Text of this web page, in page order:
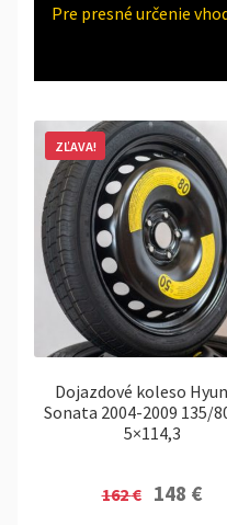
Pre presné určenie
Dojazdové koleso
Sonata 2004-2009 135/
5×114,3
ZĽAVA!
162€
Original
148 €